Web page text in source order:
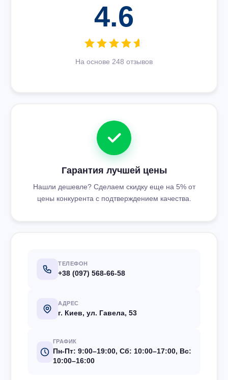
4.6
На основе 248 отзывов
Гарантия лучшей цены
Нашли дешевле? Сделаем скидку еще на 5% от
цены конкурента с подтверждением качества.
ТЕЛЕФОН
+38 (097) 568-66-58
АДРЕС
г. Киев, ул. Гавела, 53
ГРАФИК
Пн-Пт: 9:00–19:00, Сб: 10:00–17:00, Вс:
10:00–16:00